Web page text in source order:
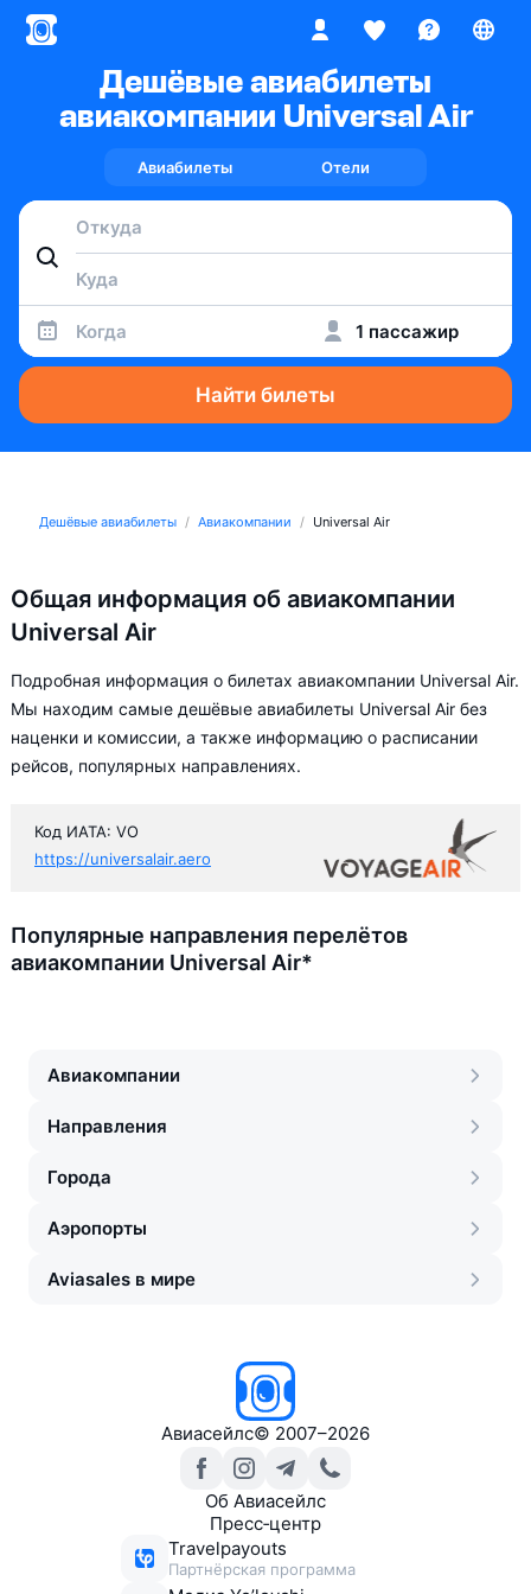
Дешёвые авиабилеты
авиакомпании Universal Air
Авиабилеты Отели
Когда 1 пассажир
Найти билеты
Дешёвые авиабилеты Авиакомпании Universal Air
Общая информация об авиакомпании
Universal Air
Подробная информация о билетах авиакомпании Universal Air.
Мы находим самые дешёвые авиабилеты Universal Air без
наценки и комиссии, а также информацию о расписании
рейсов, популярных направлениях.
Код ИАТА: VO
https://universalair.aero
Популярные направления перелётов
авиакомпании Universal Air*
Авиакомпании
Направления
Города
Аэропорты
Aviasales в мире
Авиасейлс© 2007–2026
Об Авиасейлс
Пресс‑центр
Travelpayouts
Партнёрская программа